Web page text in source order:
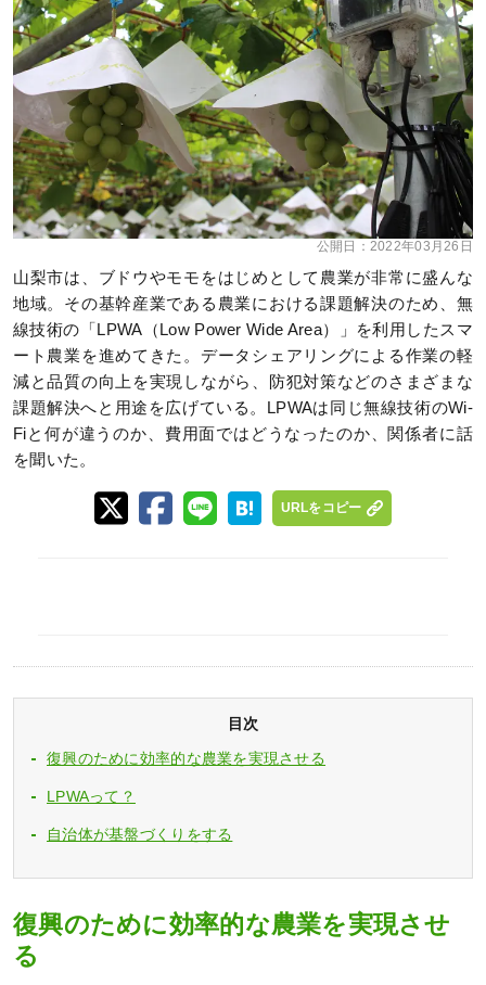
公開日： 2022年03月26日
山梨市は、ブドウやモモをはじめとして農業が非常に盛んな
地域。その基幹産業である農業における課題解決のため、無
線技術の「LPWA（Low Power Wide Area）」を利用したスマ
ート農業を進めてきた。データシェアリングによる作業の軽
減と品質の向上を実現しながら、防犯対策などのさまざまな
課題解決へと用途を広げている。LPWAは同じ無線技術のWi-
Fiと何が違うのか、費用面ではどうなったのか、関係者に話
を聞いた。
URLをコピー
目次
復興のために効率的な農業を実現させる
LPWAって？
自治体が基盤づくりをする
復興のために効率的な農業を実現させ
る